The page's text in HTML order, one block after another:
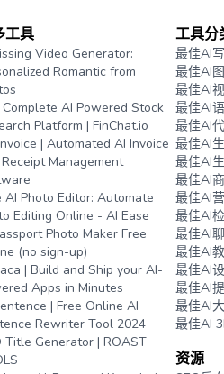
工具
Video Generator:
Romantic from
AI Powered Stock
Platform | FinChat.io
| Automated AI Invoice
Management
AI Photo Editor: Automate
Editing Online - AI Ease
Photo Maker Free
(no sign-up)
| Build and Ship your AI-
Apps in Minutes
| Free Online AI
Rewriter Tool 2024
Title Generator | ROAST
工具分
最佳AI
最佳AI
最佳AI
最佳AI
最佳AI
最佳AI
最佳AI
最佳AI
最佳AI
最佳AI
最佳AI
最佳AI
最佳AI
最佳AI
最佳AI
最佳AI
资源